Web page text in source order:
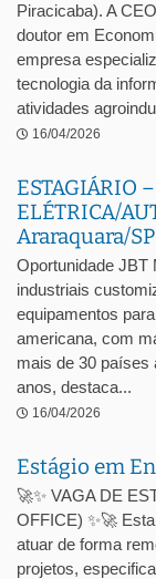
Piracicaba). A
doutor em
empresa
tecnologia da
atividades
16/04/2026
ESTAGIÁRIO
ELÉTRICA/
Araraquara/SP
Oportunidade JBT
industriais
equipamentos
americana, com
mais de 30 países
anos, destaca...
16/04/2026
Estágio em
🚀✨ VAGA DE
OFFICE) ✨🚀
atuar de forma
projetos,